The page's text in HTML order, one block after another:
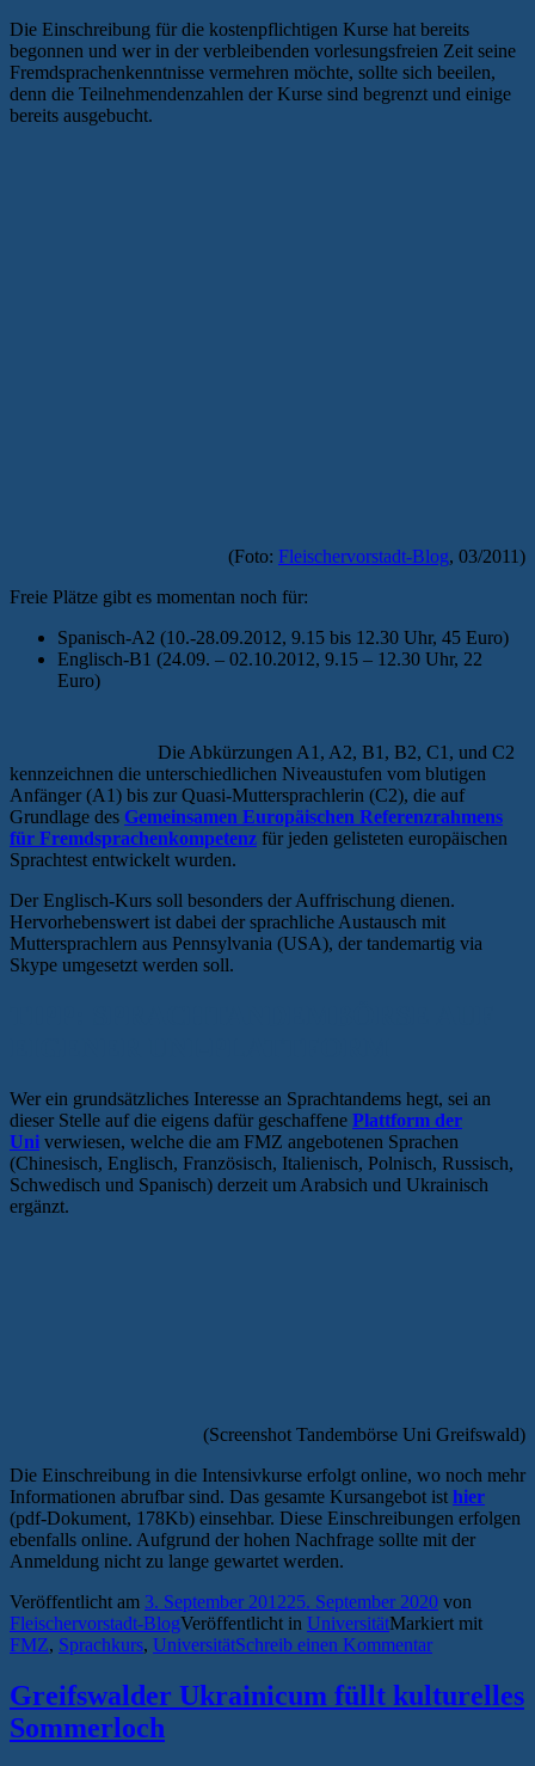
Die Einschreibung für die kostenpflichtigen Kurse hat bereits
begonnen und wer in der verbleibenden vorlesungsfreien Zeit seine
Fremdsprachenkenntnisse vermehren möchte, sollte sich beeilen,
denn die Teilnehmendenzahlen der Kurse sind begrenzt und einige
bereits ausgebucht.
(Foto: Fleischervorstadt-Blog, 03/2011)
Freie Plätze gibt es momentan noch für:
Spanisch-A2 (10.-28.09.2012, 9.15 bis 12.30 Uhr, 45 Euro)
Englisch-B1 (24.09. – 02.10.2012, 9.15 – 12.30 Uhr, 22
Euro)
Die Abkürzungen A1, A2, B1, B2, C1, und C2
kennzeichnen die unterschiedlichen Niveaustufen vom blutigen
Anfänger (A1) bis zur Quasi-Muttersprachlerin (C2), die auf
Grundlage des Gemeinsamen Europäischen Referenzrahmens
für Fremdsprachenkompetenz für jeden gelisteten europäischen
Sprachtest entwickelt wurden.
Der Englisch-Kurs soll besonders der Auffrischung dienen.
Hervorhebenswert ist dabei der sprachliche Austausch mit
Muttersprachlern aus Pennsylvania (USA), der tandemartig via
Skype umgesetzt werden soll.
Wer ein grundsätzliches Interesse an Sprachtandems hegt, sei an
dieser Stelle auf die eigens dafür geschaffene Plattform der
Uni verwiesen, welche die am FMZ angebotenen Sprachen
(Chinesisch, Englisch, Französisch, Italienisch, Polnisch, Russisch,
Schwedisch und Spanisch) derzeit um Arabsich und Ukrainisch
ergänzt.
(Screenshot Tandembörse Uni Greifswald)
Die Einschreibung in die Intensivkurse erfolgt online, wo noch mehr
Informationen abrufbar sind. Das gesamte Kursangebot ist hier
(pdf-Dokument, 178Kb) einsehbar. Diese Einschreibungen erfolgen
ebenfalls online. Aufgrund der hohen Nachfrage sollte mit der
Anmeldung nicht zu lange gewartet werden.
Veröffentlicht am 3. September 201225. September 2020 von
Fleischervorstadt-BlogVeröffentlicht in UniversitätMarkiert mit
FMZ, Sprachkurs, UniversitätSchreib einen Kommentar
Greifswalder Ukrainicum füllt kulturelles
Sommerloch